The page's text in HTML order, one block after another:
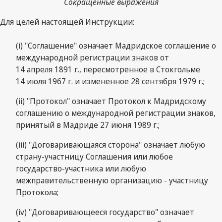
Для целей настоящей Инструкции:
(i) "Соглашение" означает Мадридское соглашение о
международной регистрации знаков от
14 апреля 1891 г., пересмотренное в Стокгольме
14 июля 1967 г. и измененное 28 сентября 1979 г.;
(ii) "Протокол" означает Протокол к Мадридскому
соглашению о международной регистрации знаков,
принятый в Мадриде 27 июня 1989 г.;
(iii) "Договаривающаяся сторона" означает любую
страну-участницу Соглашения или любое
государство-участника или любую
межправительственную организацию - участницу
Протокола;
(iv) "Договаривающееся государство" означает